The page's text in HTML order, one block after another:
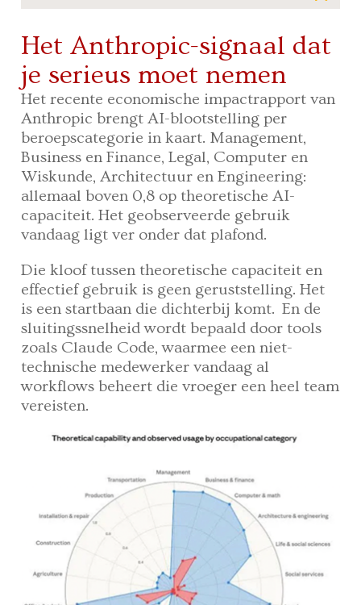
Het Anthropic-signaal dat
je serieus moet nemen
Het recente economische impactrapport van
Anthropic brengt AI-blootstelling per
beroepscategorie in kaart. Management,
Business en Finance, Legal, Computer en
Wiskunde, Architectuur en Engineering:
allemaal boven 0,8 op theoretische AI-
capaciteit. Het geobserveerde gebruik
vandaag ligt ver onder dat plafond.
Die kloof tussen theoretische capaciteit en
effectief gebruik is geen geruststelling. Het
is een startbaan die dichterbij komt. En de
sluitingssnelheid wordt bepaald door tools
zoals Claude Code, waarmee een niet-
technische medewerker vandaag al
workflows beheert die vroeger een heel team
vereisten.